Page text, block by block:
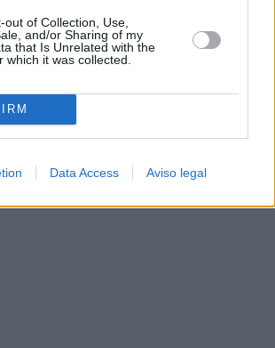
out of Collection, Use,
and/or Sharing of my
that Is Unrelated with the
which it was collected.
Data Access Aviso legal